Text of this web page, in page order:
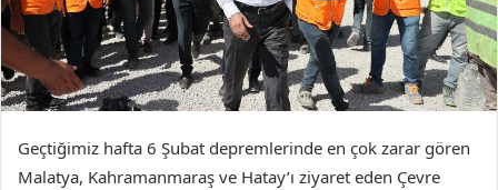
Geçtiğimiz hafta 6 Şubat depremlerinde en çok zarar gören
Malatya, Kahramanmaraş ve Hatay’ı ziyaret eden Çevre